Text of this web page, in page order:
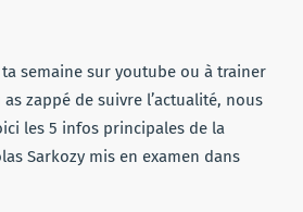
semaine sur youtube ou à trainer
zappé de suivre l’actualité, nous
les 5 infos principales de la
Sarkozy mis en examen dans